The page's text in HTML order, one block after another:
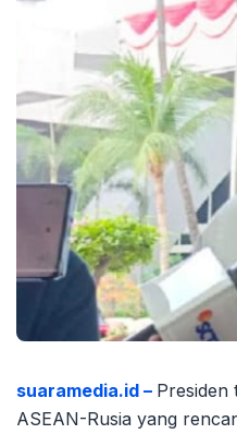
suaramedia.id – Presiden
ASEAN-Rusia yang